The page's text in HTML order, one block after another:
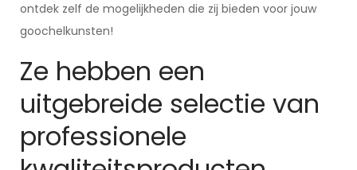
ontdek zelf de mogelijkheden die zij bieden voor jouw
goochelkunsten!
Ze hebben een
uitgebreide selectie van
professionele